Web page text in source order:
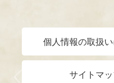
個人情報の取扱
サイトマ